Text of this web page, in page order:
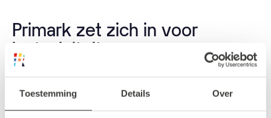
Toestemming Details Over
Primark zet zich in voor
inclusiviteit
Primark benadrukt met deze collectie haar
inzet voor inclusiviteit in de modewereld.